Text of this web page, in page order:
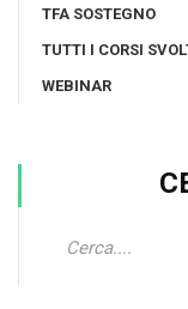
TFA SOSTEGNO
TUTTI I CORSI
WEBINAR